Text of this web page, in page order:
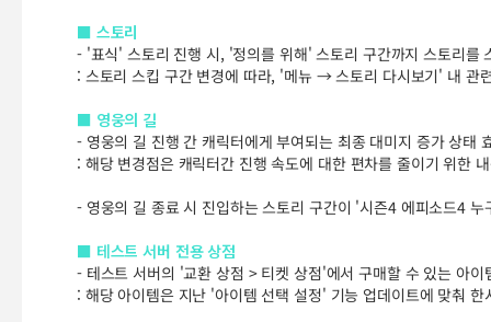
■ 스토리
- '표식' 스토리 진행 시, '정의를 위해' 스토리 구간까지 스토리를
: 스토리 스킵 구간 변경에 따라, '메뉴 → 스토리 다시보기' 내 관
■ 영웅의 길
- 영웅의 길 진행 간 캐릭터에게 부여되는 최종 대미지 증가 상태
: 해당 변경점은 캐릭터간 진행 속도에 대한 편차를 줄이기 위한
- 영웅의 길 종료 시 진입하는 스토리 구간이 '시즌4 에피소드4
■ 테스트 서버 전용 상점
- 테스트 서버의 '교환 상점 > 티켓 상점'에서 구매할 수 있는 아
: 해당 아이템은 지난 '아이템 선택 설정' 기능 업데이트에 맞춰